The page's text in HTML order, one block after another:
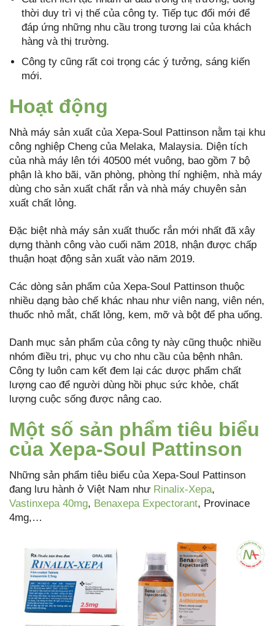
thời duy trì vị thế của công ty. Tiếp tục đổi mới để
đáp ứng những nhu cầu trong tương lai của khách
hàng và thị trường.
Công ty cũng rất coi trọng các ý tưởng, sáng kiến
mới.
Hoạt động
Nhà máy sản xuất của Xepa-Soul Pattinson nằm tại khu
công nghiệp Cheng của Melaka, Malaysia. Diện tích
của nhà máy lên tới 40500 mét vuông, bao gồm 7 bộ
phận là kho bãi, văn phòng, phòng thí nghiệm, nhà máy
dùng cho sản xuất chất rắn và nhà máy chuyên sản
xuất chất lỏng.
Đặc biệt nhà máy sản xuất thuốc rắn mới nhất đã xây
dựng thành công vào cuối năm 2018, nhận được chấp
thuận hoạt động sản xuất vào năm 2019.
Các dòng sản phẩm của Xepa-Soul Pattinson thuộc
nhiều dạng bào chế khác nhau như viên nang, viên nén,
thuốc nhỏ mắt, chất lỏng, kem, mỡ và bột để pha uống.
Danh mục sản phẩm của công ty này cũng thuộc nhiều
nhóm điều trị, phục vụ cho nhu cầu của bệnh nhân.
Công ty luôn cam kết đem lại các dược phẩm chất
lượng cao để người dùng hồi phục sức khỏe, chất
lượng cuộc sống được nâng cao.
Một số sản phẩm tiêu biểu
của Xepa-Soul Pattinson
Những sản phẩm tiêu biểu của Xepa-Soul Pattinson
đang lưu hành ở Việt Nam như Rinalix-Xepa,
Vastinxepa 40mg, Benaxepa Expectorant, Provinace
4mg,…